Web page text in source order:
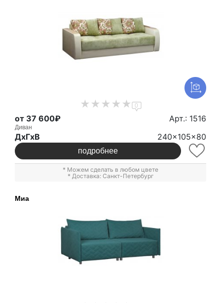
0
от 37 600₽ Арт.: 1516
Диван
ДxГxВ 240x105x80
подробнее
* Можем сделать в любом цвете
* Доставка: Санкт-Петербург
Миа